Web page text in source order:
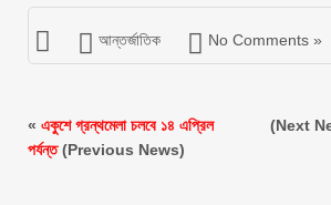
আন্তর্জাতিক No Comments »
« একুশে গ্রন্থমেলা চলবে ১৪ এপ্রিল
পর্যন্ত(Previous News)
(Next